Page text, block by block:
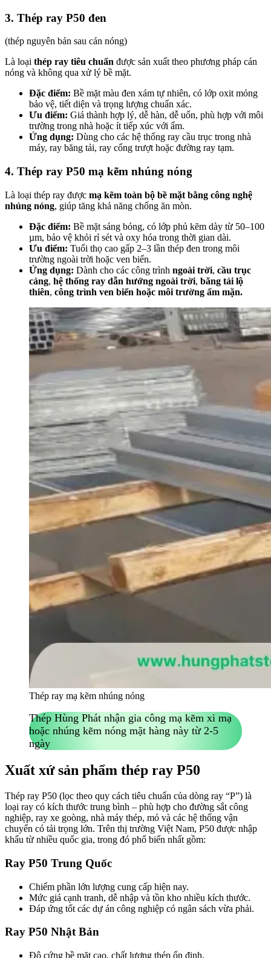
3. Thép ray P50 đen
(thép nguyên bản sau cán nóng)
Là loại thép ray tiêu chuẩn được sản xuất theo phương pháp cán
nóng và không qua xử lý bề mặt.
Đặc điểm: Bề mặt màu đen xám tự nhiên, có lớp oxit mỏng
bảo vệ, tiết diện và trọng lượng chuẩn xác.
Ưu điểm: Giá thành hợp lý, dễ hàn, dễ uốn, phù hợp với môi
trường trong nhà hoặc ít tiếp xúc với ẩm.
Ứng dụng: Dùng cho các hệ thống ray cầu trục trong nhà
máy, ray băng tải, ray cổng trượt hoặc đường ray tạm.
4. Thép ray P50 mạ kẽm nhúng nóng
Là loại thép ray được mạ kẽm toàn bộ bề mặt bằng công nghệ
nhúng nóng, giúp tăng khả năng chống ăn mòn.
Đặc điểm: Bề mặt sáng bóng, có lớp phủ kẽm dày từ 50–100
µm, bảo vệ khỏi rỉ sét và oxy hóa trong thời gian dài.
Ưu điểm: Tuổi thọ cao gấp 2–3 lần thép đen trong môi
trường ngoài trời hoặc ven biển.
Ứng dụng: Dành cho các công trình ngoài trời, cầu trục
cảng, hệ thống ray dẫn hướng ngoài trời, băng tải lộ
thiên, công trình ven biển hoặc môi trường ẩm mặn.
Thép ray mạ kẽm nhúng nóng
Thép Hùng Phát nhận gia công mạ kẽm xi mạ
hoặc nhúng kẽm nóng mặt hàng này từ 2-5
ngày
Xuất xứ sản phẩm thép ray P50
Thép ray P50 (lọc theo quy cách tiêu chuẩn của dòng ray “P”) là
loại ray có kích thước trung bình – phù hợp cho đường sắt công
nghiệp, ray xe goòng, nhà máy thép, mỏ và các hệ thống vận
chuyển có tải trọng lớn. Trên thị trường Việt Nam, P50 được nhập
khẩu từ nhiều quốc gia, trong đó phổ biến nhất gồm:
Ray P50 Trung Quốc
Chiếm phần lớn lượng cung cấp hiện nay.
Mức giá cạnh tranh, dễ nhập và tồn kho nhiều kích thước.
Đáp ứng tốt các dự án công nghiệp có ngân sách vừa phải.
Ray P50 Nhật Bản
Độ cứng bề mặt cao, chất lượng thép ổn định.